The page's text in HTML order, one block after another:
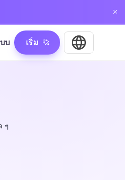
บ เริ่ม
ๆ